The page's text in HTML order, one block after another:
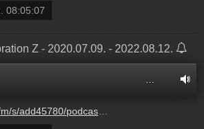
08:05:07
Z - 2020.07.09. - 2022.08.12.
…
7-12%2Fec6f6c25-d4d1-de29-b7c3-bf086244d117.mp3